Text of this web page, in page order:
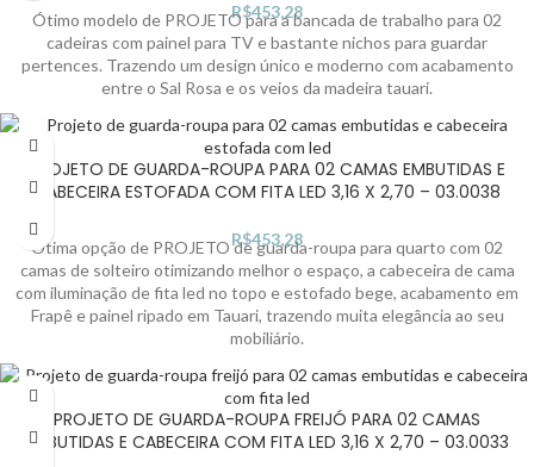
R$453,28
Ótimo modelo de PROJETO para a bancada de trabalho para 02
cadeiras com painel para TV e bastante nichos para guardar
pertences. Trazendo um design único e moderno com acabamento
entre o Sal Rosa e os veios da madeira tauari.
PROJETO DE GUARDA-ROUPA PARA 02 CAMAS EMBUTIDAS E
CABECEIRA ESTOFADA COM FITA LED 3,16 X 2,70 – 03.0038
R$453,28
Ótima opção de PROJETO de guarda-roupa para quarto com 02
camas de solteiro otimizando melhor o espaço, a cabeceira de cama
com iluminação de fita led no topo e estofado bege, acabamento em
Frapê e painel ripado em Tauari, trazendo muita elegância ao seu
mobiliário.
PROJETO DE GUARDA-ROUPA FREIJÓ PARA 02 CAMAS
EMBUTIDAS E CABECEIRA COM FITA LED 3,16 X 2,70 – 03.0033